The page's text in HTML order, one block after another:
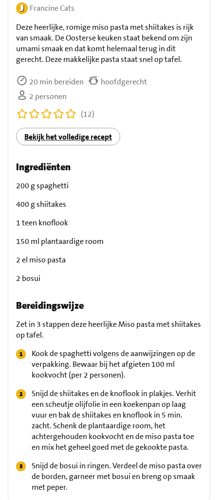
Francine Cats
Deze heerlijke, romige miso pasta met shiitakes is rijk
van smaak. De Oosterse keuken staat bekend om zijn
umami smaak en dat komt helemaal terug in dit
gerecht. Deze makkelijke pasta staat snel op tafel.
20 min bereiden
hoofdgerecht
2 personen
(12)
Bekijk het volledige recept
Ingrediënten
200 g spaghetti
400 g shiitakes
1 teen knoflook
150 ml plantaardige room
2 el miso pasta
2 bosui
Bereidingswijze
Zet in 3 stappen deze heerlijke Miso pasta met shiitakes
op tafel.
Kook de spaghetti volgens de aanwijzingen op de
verpakking. Bewaar bij het afgieten 100 ml
kookvocht (per 2 personen).
Snijd de shiitakes en de knoflook in plakjes. Verhit
een scheutje olijfolie in een koekenpan op laag
vuur en bak de shiitakes en knoflook in 5 min.
zacht. Schenk de plantaardige room, het
achtergehouden kookvocht en de miso pasta toe
en mix het geheel goed met de gekookte pasta.
Snijd de bosui in ringen. Verdeel de miso pasta over
de borden, garneer met bosui en breng op smaak
met peper.